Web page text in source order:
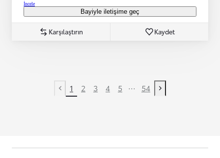
İncele
Bayiyle iletişime geç
Karşılaştırın Kaydet
Previous page
1 2 3 4 5 ... 54
Next page